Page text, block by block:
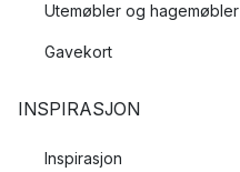
Utemøbler og hagemøbler
Gavekort
INSPIRASJON
Inspirasjon